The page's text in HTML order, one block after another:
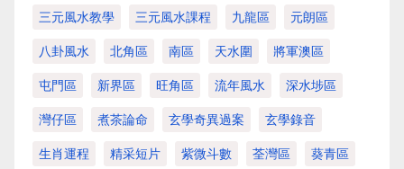
三元風水教學 三元風水課程 九龍區 元朗區
八卦風水 北角區 南區 天水圍 將軍澳區
屯門區 新界區 旺角區 流年風水 深水埗區
灣仔區 煮茶論命 玄學奇異過案 玄學錄音
生肖運程 精采短片 紫微斗數 荃灣區 葵青區